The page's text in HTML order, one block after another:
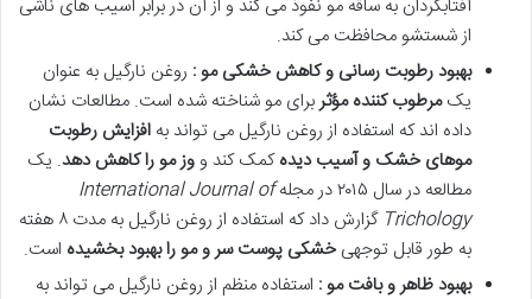
آفتابگردان به ساقه مو نفوذ می کند و از آن در برابر آسیب های ناشی
از شستشو محافظت می کند.
بهبود رطوبت رسانی و کاهش خشکی مو : روغن نارگیل به عنوان
یکمرطوب کننده مؤثربرای مو شناخته شده است. مطالعات نشان
داده اند که استفاده از روغن نارگیل می تواند به افزایش رطوبت
موهای خشک و آسیب دیدهکمک کند و وز مو را کاهش دهد. یک
مطالعه در سال ۲۰۱۵ در مجله
International Journal of
Trichology
گزارش داد که استفاده از روغن نارگیل به مدت ۸ هفته
به طور قابل توجهیخشکی پوست سر و مو را بهبود بخشیده است.
بهبود ظاهر و بافت مو : استفاده منظم از روغن نارگیل می تواند به